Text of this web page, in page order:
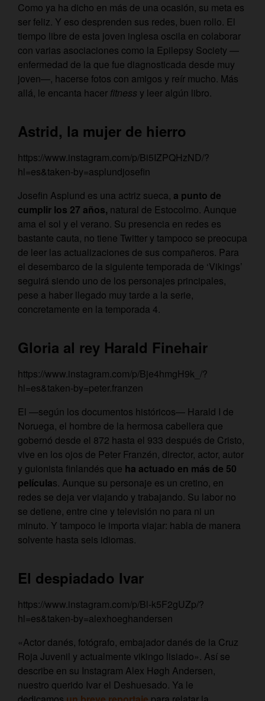
Como ya ha dicho en más de una ocasión, su meta es
ser feliz. Y eso desprenden sus redes, buen rollo. El
tiempo libre de esta joven inglesa oscila en colaborar
con varias asociaciones como la Epilepsy Society —
enfermedad de la que fue diagnosticada desde muy
joven—, hacerse fotos con amigos y reír mucho. Más
allá, le encanta hacer fitness y leer algún libro.
Astrid, la mujer de hierro
https://www.instagram.com/p/Bi5IZPQHzND/?
hl=es&taken-by=asplundjosefin
Josefin Asplund es una actriz sueca, a punto de
cumplir los 27 años, natural de Estocolmo. Aunque
ama el sol y el verano. Su presencia en redes es
bastante cauta, no tiene Twitter y tampoco se preocupa
de leer las actualizaciones de sus compañeros. Para
el desembarco de la siguiente temporada de ‘Vikings’
seguirá siendo uno de los personajes principales,
pese a haber llegado muy tarde a la serie,
concretamente en la temporada 4.
Gloria al rey Harald Finehair
https://www.instagram.com/p/Bje4hmgH9k_/?
hl=es&taken-by=peter.franzen
El —según los documentos históricos— Harald I de
Noruega, el hombre de la hermosa cabellera que
gobernó desde el 872 hasta el 933 después de Cristo,
vive en los ojos de Peter Franzén, director, actor, autor
y guionista finlandés que ha actuado en más de 50
películas. Aunque su personaje es un cretino, en
redes se deja ver viajando y trabajando. Su labor no
se detiene, entre cine y televisión no para ni un
minuto. Y tampoco le importa viajar: habla de manera
solvente hasta seis idiomas.
El despiadado Ivar
https://www.instagram.com/p/Bl-k5F2gUZp/?
hl=es&taken-by=alexhoeghandersen
«Actor danés, fotógrafo, embajador danés de la Cruz
Roja Juvenil y actualmente vikingo lisiado». Así se
describe en su Instagram Alex Høgh Andersen,
nuestro querido Ivar el Deshuesado. Ya le